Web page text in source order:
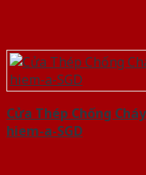
Cửa Thép Chống
hiem-a-SGD